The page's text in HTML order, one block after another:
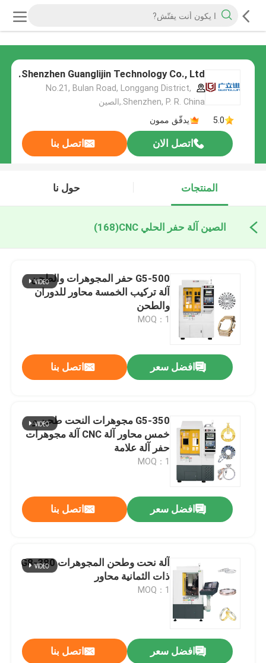
Shenzhen Guanglijin Technology Co., Ltd.
No.21, Bulan Road, Longgang District,
Shenzhen, P. R. China.,الصين
5.0
يدقّق ممون
اتصل الان اتصل بنا
المنتجات حول نا
الصين آلة حفر الحلي CNC (168)
G5-500 حفر المجوهرات والطحن
آلة تركيب الخمسة محاور للدوران
والطحن
MOQ：1
افضل سعر اتصل بنا
G5-350 مجوهرات النحت طحن و
خمس محاور آلة CNC آلة مجوهرات
حفر آلة علامة
MOQ：1
افضل سعر اتصل بنا
آلة نحت وطحن المجوهرات G8-380
ذات الثمانية محاور
MOQ：1
افضل سعر اتصل بنا